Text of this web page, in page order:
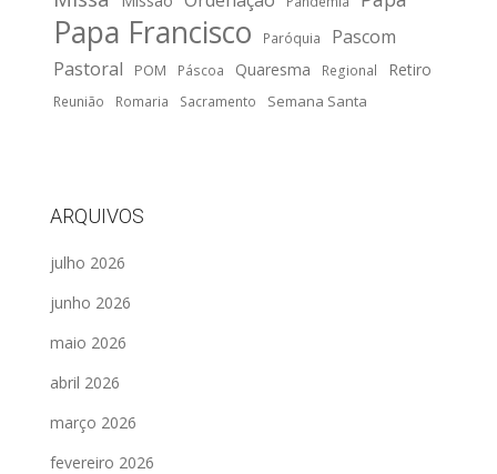
Papa Francisco Paróquia
Pascom
Pastoral
POM Páscoa Quaresma Regional Retiro
Reunião Romaria Sacramento Semana Santa
ARQUIVOS
julho 2026
junho 2026
maio 2026
abril 2026
março 2026
fevereiro 2026